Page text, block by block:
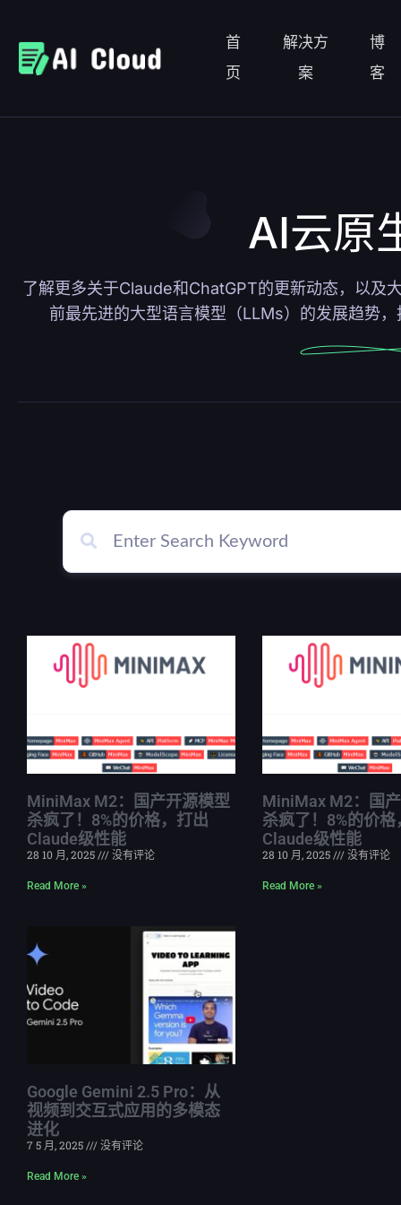
首
页
解决方
案
博
客
AI云原
了解更多关于Claude和ChatGPT的更新动态，以及
前最先进的大型语言模型（LLMs）的发展趋势
MiniMax M2：国产开源模型
杀疯了！8%的价格，打出
Claude级性能
28 10 月, 2025 没有评论
Read More »
MiniMax M2：国
杀疯了！8%的价格
Claude级性能
28 10 月, 2025 没有评论
Read More »
Google Gemini 2.5 Pro：从
视频到交互式应用的多模态
进化
7 5 月, 2025 没有评论
Read More »